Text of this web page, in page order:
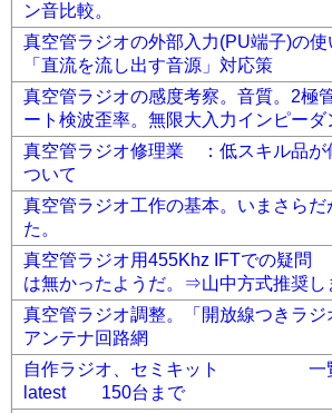
ン音比較。
真空管ラジオの外部入力(PU端子)の使
「直流を流し出す音源」対応策
真空管ラジオの感度考察。音質。2極
ート検波歪率。無限大入力インピーダ
真空管ラジオ修理業 ：低スキル品が
ついて
真空管ラジオ工作の基本。いまさらだ
た。
真空管ラジオ用455Khz IFTでの疑
は無かったようだ。⇒山中方式推奨し
真空管ラジオ調整。「開放線つきラジ
アンテナ回路網
自作ラジオ、セミキット 一
latest 150台まで